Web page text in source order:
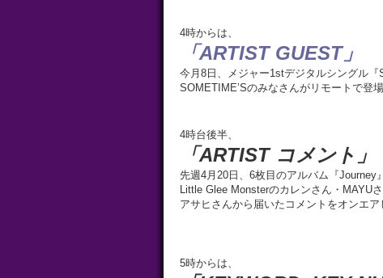
4時からは、
「ARTIST GUEST」
今月8日、メジャー1stデジタルシングル
SOMETIME’Sのみなさんがリモートで登場
4時台後半、
「ARTIST コメント」
先週4月20日、6枚目のアルバム『Journey
Little Glee Monsterのカレンさん・MAYUさ
アサヒさんから届いたコメントをオンエア
5時からは、